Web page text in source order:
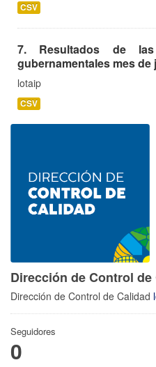
CSV
7. Resultados de
gubernamentales mes de
lotaip
CSV
Dirección de Control de
Dirección de Control de Calidad
Seguidores
0